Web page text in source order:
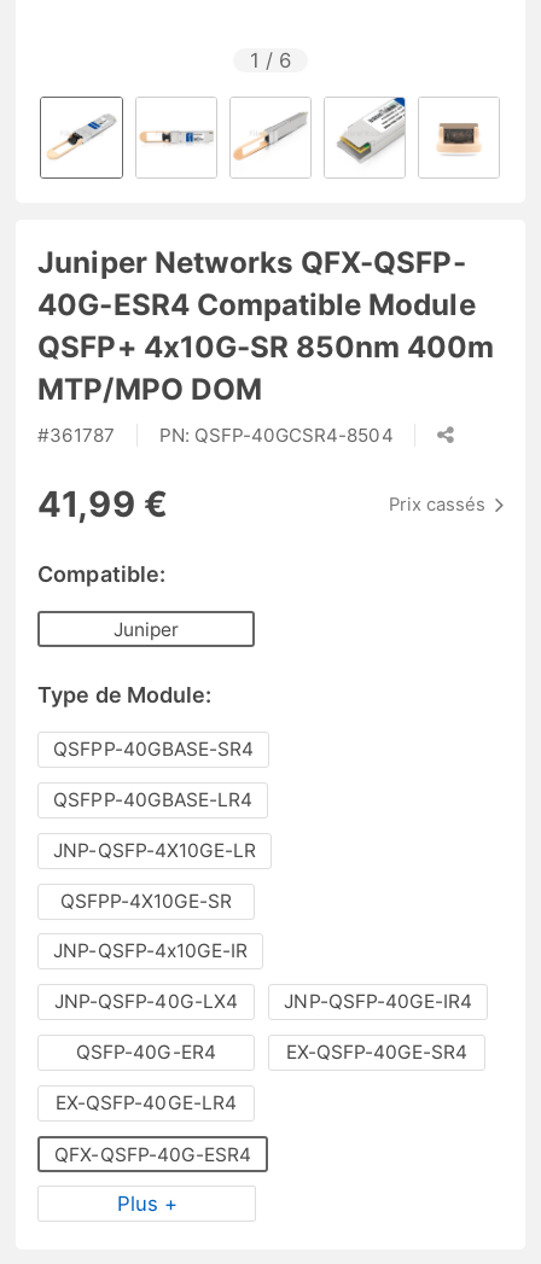
1 / 6
Juniper Networks QFX-QSFP-
40G-ESR4 Compatible Module
QSFP+ 4x10G-SR 850nm 400m
MTP/MPO DOM
#361787 PN: QSFP-40GCSR4-8504
41,99 € Prix cassés
Compatible:
Juniper
Type de Module:
QSFPP-40GBASE-SR4
QSFPP-40GBASE-LR4
JNP-QSFP-4X10GE-LR
QSFPP-4X10GE-SR
JNP-QSFP-4x10GE-IR
JNP-QSFP-40G-LX4 JNP-QSFP-40GE-IR4
QSFP-40G-ER4 EX-QSFP-40GE-SR4
EX-QSFP-40GE-LR4
QFX-QSFP-40G-ESR4
Plus +